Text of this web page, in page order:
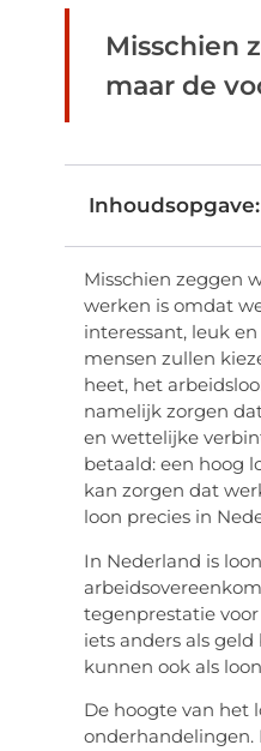
Misschien
maar de
Inhoudsopgave:
Misschien zeggen
werken is omdat
interessant, leuk
mensen zullen
heet, het
namelijk zorgen
en wettelijke
betaald: een hoog
kan zorgen dat
loon precies in
In Nederland is
tegenprestatie
iets anders als
kunnen ook als
De hoogte van het
onderhandelingen.